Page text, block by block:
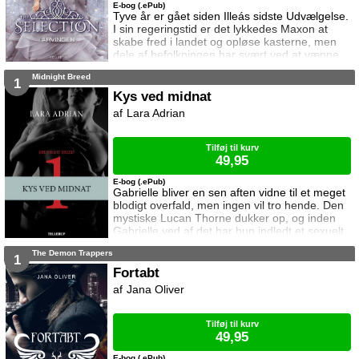
Tyve år er gået siden Illeás sidste Udvælgelse.
I sin regeringstid er det lykkedes Maxon at
skabe fred i landet og opløse kasterne, men
dele af befolkningen har svært ved at vænne
sig til de nye forhold, og utilfredsheden ulmer.
folket kan samles om mens der findes en
løsning på problemerne: En Udvælgelse for
den kongelige families ældste datter og
E-bog (.ePub)
1 Midnight Breed
Kys ved midnat
Gabrielle bliver en sen aften vidne til et meget
blodigt overfald, men ingen vil tro hende. Den
mystiske Lucan Thorne dukker op, og inden
Gabrielle ved af det har hun indledt et sexuelt
forhold til ham. Men Lucan gemmer på en
såkaldte ’lovløse’, vampyrer som går amok i
midt i magtkampen mellem de lovløse og
E-bog (.ePub)
Lara Adrian
Tilføj til kurv
49,95
1 The Demon Trappers
Fortabt
Jana Oliver
Tilføj til kurv
49,95